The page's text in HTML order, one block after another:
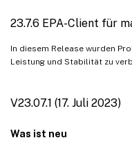
23.7.6 EPA-Client für
In diesem Release wurden
Leistung und Stabilität zu
V23.07.1 (17. Juli 2023)
Was ist neu